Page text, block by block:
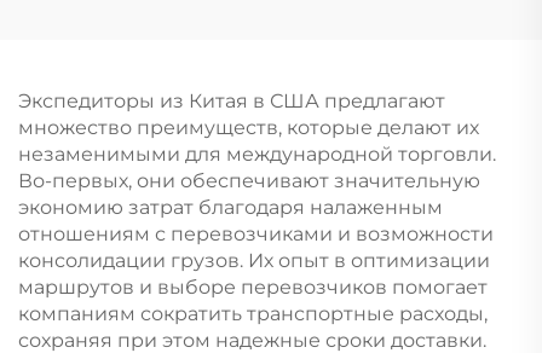
Экспедиторы из Китая в США предлагают
множество преимуществ, которые делают их
незаменимыми для международной торговли.
Во-первых, они обеспечивают значительную
экономию затрат благодаря налаженным
отношениям с перевозчиками и возможности
консолидации грузов. Их опыт в оптимизации
маршрутов и выборе перевозчиков помогает
компаниям сократить транспортные расходы,
сохраняя при этом надежные сроки доставки.